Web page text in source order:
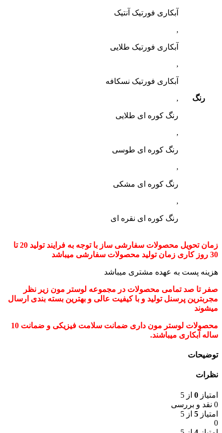
رنگ
آبکاری فورتیک آنتیک
,
آبکاری فورتیک طلایی
,
آبکاری فورتیک نسکافه
,
رنگ کوره ای طلایی
,
رنگ کوره ای طوسی
,
رنگ کوره ای مشکی
,
رنگ کوره ای نقره ای
زمان تحویل محصولات سفارشی ساز با توجه به فرایند تولید 20 تا
30 روز کاری زمان تولید محصولات سفارشی میباشد
هزینه پست به عهده مشتری میباشد
صفر تا صد تمامی محصولات در مجموعه لوستر مون زیر نظر
مجربترین پرسنل تولید و با کیفیت عالی و بهترین بسته بندی ارسال
میشوند
محصولات لوستر مون داری ضمانت سلامت فیزیکی و ضمانت 10
ساله آبکاری میباشند.
توضیحات
نظرات
امتیاز 0 از 5
0 نقد و بررسی
امتیاز 5 از 5
0